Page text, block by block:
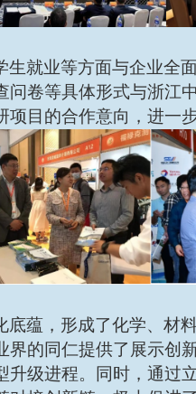
生就业等方面与企业全
问卷等具体形式与浙江
目的合作意向，进一
蕴，形成了化学、材
界的同仁提供了展示创
级进程。同时，通过